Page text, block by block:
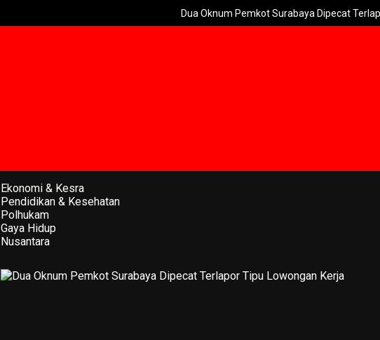
Dua Oknum Pemkot Surabaya Dipecat Terlapor Tipu
Ekonomi & Kesra
Pendidikan & Kesehatan
Polhukam
Gaya Hidup
Nusantara